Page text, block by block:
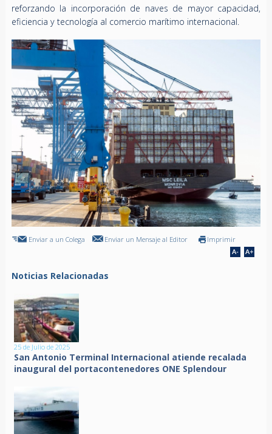
reforzando la incorporación de naves de mayor capacidad,
eficiencia y tecnología al comercio marítimo internacional.
Enviar a un Colega Enviar un Mensaje al Editor Imprimir
Noticias Relacionadas
25 de Julio de 2025
San Antonio Terminal Internacional atiende recalada
inaugural del portacontenedores ONE Splendour